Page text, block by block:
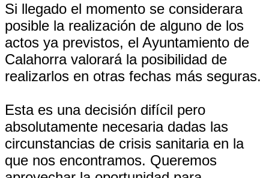
Si llegado el momento se considerara
posible la realización de alguno de los
actos ya previstos, el Ayuntamiento de
Calahorra valorará la posibilidad de
realizarlos en otras fechas más seguras.
Esta es una decisión difícil pero
absolutamente necesaria dadas las
circunstancias de crisis sanitaria en la
que nos encontramos. Queremos